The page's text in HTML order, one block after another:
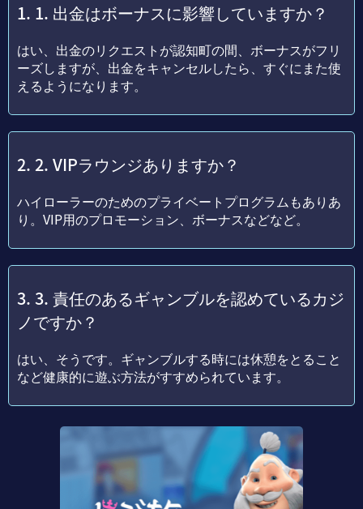
1. 出金はボーナスに影響していますか？
はい、出金のリクエストが認知町の間、ボーナスがフリ
ーズしますが、出金をキャンセルしたら、すぐにまた使
えるようになります。
2. VIPラウンジありますか？
ハイローラーのためのプライベートプログラムもありあ
り。VIP用のプロモーション、ボーナスなどなど。
3. 責任のあるギャンブルを認めているカジ
ノですか？
はい、そうです。ギャンブルする時には休憩をとること
など健康的に遊ぶ方法がすすめられています。